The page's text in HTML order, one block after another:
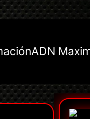
ADN